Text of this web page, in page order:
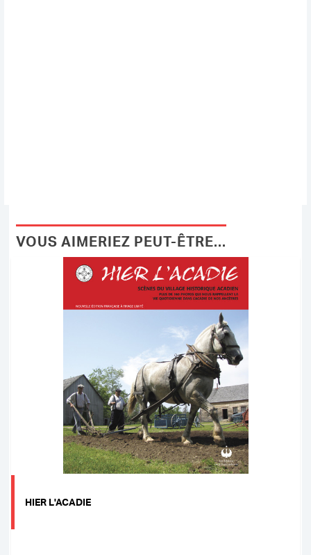
VOUS AIMERIEZ PEUT-ÊTRE...
HIER L'ACADIE